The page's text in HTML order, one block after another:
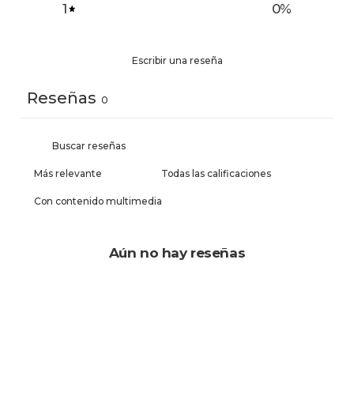
1
0%
Escribir una reseña
Reseñas 0
Con contenido multimedia
Aún no hay reseñas